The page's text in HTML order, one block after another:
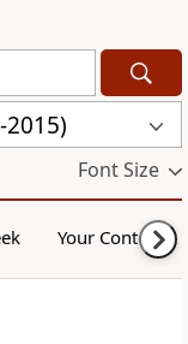
2015)
Font Size
Your Content